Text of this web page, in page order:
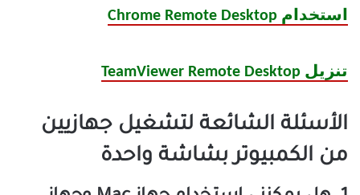
استخدام Chrome Remote Desktop
تنزيل TeamViewer Remote Desktop
الأسئلة الشائعة لتشغيل جهازيين
من الكمبيوتر بشاشة واحدة